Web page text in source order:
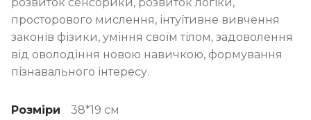
просторового мислення, інтуїтивне вивчення
законів фізики, уміння своїм тілом, задоволення
від оволодіння новою навичкою, формування
пізнавального інтересу.
Розміри
38*19 см